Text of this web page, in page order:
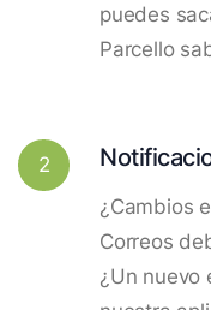
puedes
Parcello
2
¿Cambios
Correos
¿Un nuevo